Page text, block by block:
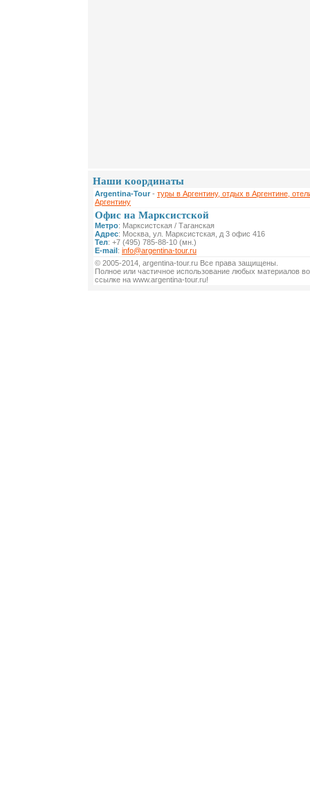
Наши координаты
Argentina-Tour - туры в Аргентину, отдых в Аргентине,
Аргентину
Офис на Марксистской
Метро: Марксистская / Таганская
Адрес: Москва, ул. Марксистская, д 3 офис 416
Тел: +7 (495) 785-88-10 (мн.)
E-mail: info@argentina-tour.ru
© 2005-2014, argentina-tour.ru Все права защищены.
Полное или частичное использование любых материалов
ссылке на www.argentina-tour.ru!